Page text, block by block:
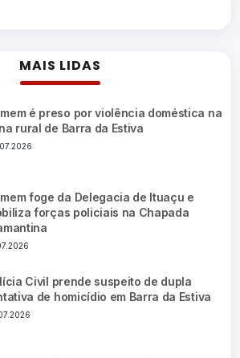
MAIS LIDAS
é preso por violência doméstica na
rural de Barra da Estiva
foge da Delegacia de Ituaçu e
forças policiais na Chapada
Civil prende suspeito de dupla
de homicídio em Barra da Estiva